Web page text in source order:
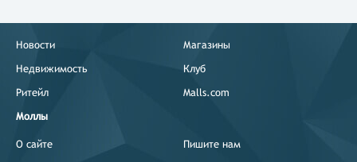
Новости
Недвижимость
Ритейл
Моллы
Магазины
Клуб
Malls.com
О сайте
Пишите нам